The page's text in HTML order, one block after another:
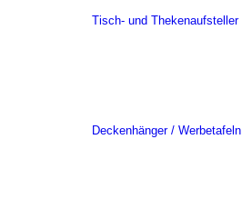
Tisch- und Thekenaufsteller
Deckenhänger / Werbetafeln